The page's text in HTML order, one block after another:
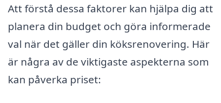
Att förstå dessa faktorer kan hjälpa dig att
planera din budget och göra informerade
val när det gäller din köksrenovering. Här
är några av de viktigaste aspekterna som
kan påverka priset: